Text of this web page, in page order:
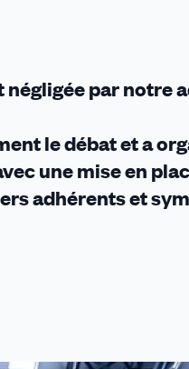
négligée par notre
le débat et a
une mise en
adhérents et